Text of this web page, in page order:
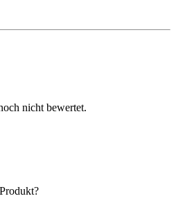
nicht bewertet.